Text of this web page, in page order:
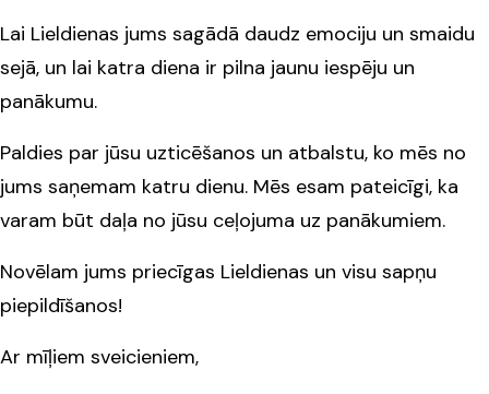
Lai Lieldienas jums sagādā daudz emociju un smaidu
sejā, un lai katra diena ir pilna jaunu iespēju un
panākumu.
Paldies par jūsu uzticēšanos un atbalstu, ko mēs no
jums saņemam katru dienu. Mēs esam pateicīgi, ka
varam būt daļa no jūsu ceļojuma uz panākumiem.
Novēlam jums priecīgas Lieldienas un visu sapņu
piepildīšanos!
Ar mīļiem sveicieniem,